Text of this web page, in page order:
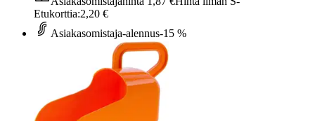
Etukorttia:2,20 €
Asiakasomistaja-alennus-15 %